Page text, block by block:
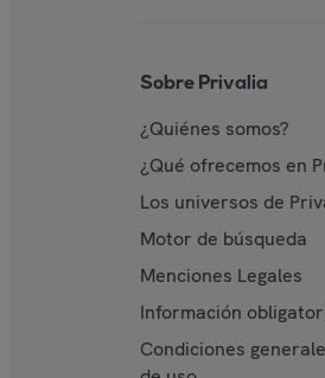
Sobre Privalia
¿Quiénes somos?
¿Qué ofrecemos en
Los universos de
Motor de búsqueda
Menciones Legales
Información
Condiciones